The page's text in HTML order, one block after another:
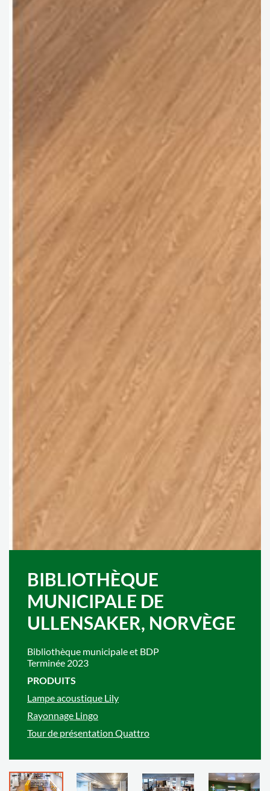
BIBLIOTHÈQUE
MUNICIPALE DE
ULLENSAKER, NORVÈGE
Bibliothèque municipale et BDP
Terminée 2023
PRODUITS
Lampe acoustique Lily
Rayonnage Lingo
Tour de présentation Quattro